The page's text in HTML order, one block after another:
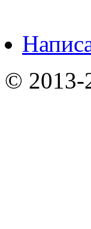
© 2013-